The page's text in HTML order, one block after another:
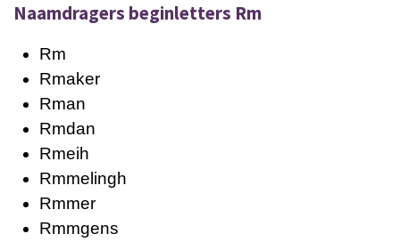
Naamdragers beginletters Rm
Rm
Rmaker
Rman
Rmdan
Rmeih
Rmmelingh
Rmmer
Rmmgens